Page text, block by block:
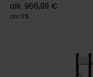
alk. 966,99 €
alv 0%